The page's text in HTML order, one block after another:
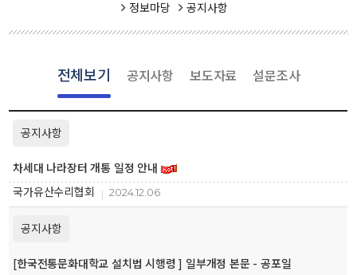
정보마당 공지사항
전체보기 공지사항 보도자료 설문조사
공지사항
차세대 나라장터 개통 일정 안내
국가유산수리협회
2024.12.06
공지사항
[한국전통문화대학교 설치법 시행령 ] 일부개정 본문 - 공포일